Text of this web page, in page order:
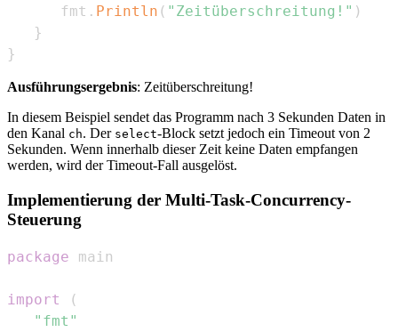
      fmt
. Println ( "Zeitüberschreitung!" )
}
}
Ausführungsergebnis: Zeitüberschreitung!
In diesem Beispiel sendet das Programm nach 3 Sekunden Daten in
den Kanal ch. Der select-Block setzt jedoch ein Timeout von 2
Sekunden. Wenn innerhalb dieser Zeit keine Daten empfangen
werden, wird der Timeout-Fall ausgelöst.
Implementierung der Multi-Task-Concurrency-
Steuerung
package
import
(
"fmt"